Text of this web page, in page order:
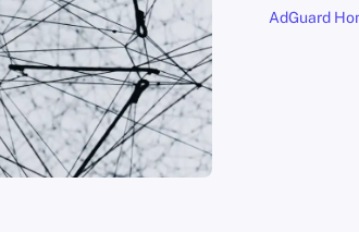
AdGuard